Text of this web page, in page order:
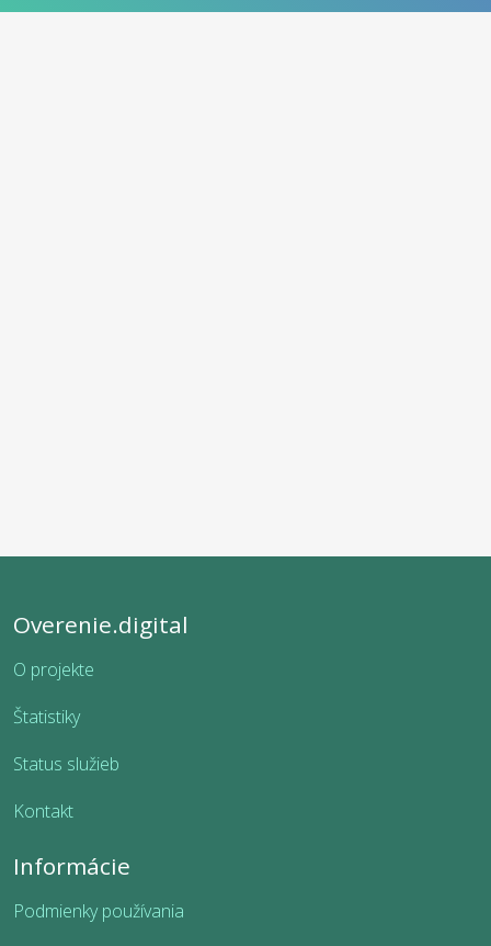
Overenie.digital
O projekte
Štatistiky
Status služieb
Kontakt
Informácie
Podmienky používania